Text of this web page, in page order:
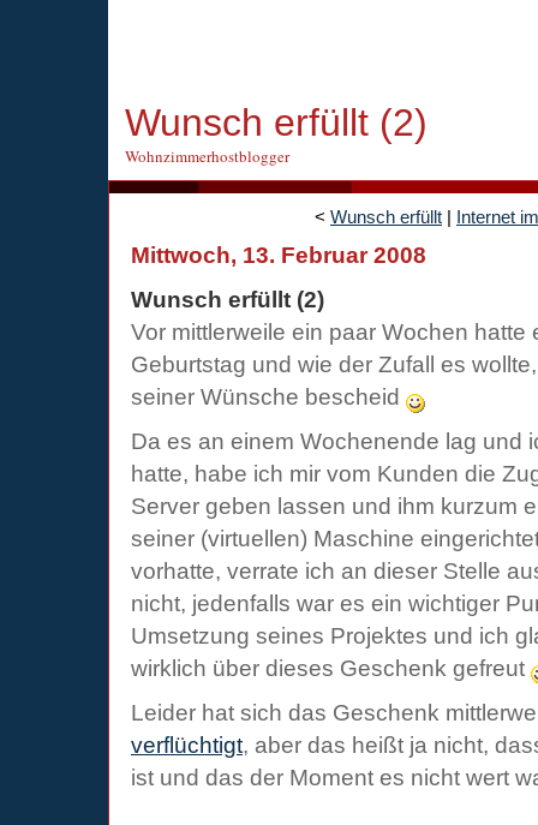
Wunsch erfüllt (2)
Wohnzimmerhostblogger
< Wunsch erfüllt | Internet
Mittwoch, 13. Februar 2008
Wunsch erfüllt (2)
Vor mittlerweile ein paar Wochen hatte
Geburtstag und wie der Zufall es
seiner Wünsche bescheid
Da es an einem Wochenende lag und
hatte, habe ich mir vom Kunden die
Server geben lassen und ihm kurzum
seiner (virtuellen) Maschine
vorhatte, verrate ich an dieser Stelle
nicht, jedenfalls war es ein wichtiger
Umsetzung seines Projektes und ich
wirklich über dieses Geschenk gefreut
Leider hat sich das Geschenk
verflüchtigt, aber das heißt ja nicht,
ist und das der Moment es nicht wert